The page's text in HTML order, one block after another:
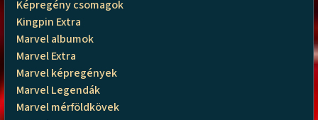
Képregény csomagok
Kingpin Extra
Marvel albumok
Marvel Extra
Marvel képregények
Marvel Legendák
Marvel mérföldkövek